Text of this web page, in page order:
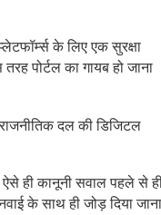
के लिए एक सुरक्षा
पोर्टल का गायब हो जाना
दल की डिजिटल
ही कानूनी सवाल पहले से
के साथ ही जोड़ दिया जाना